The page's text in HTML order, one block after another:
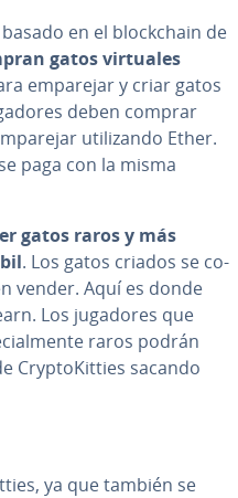
en el blo­c­k­chain de
gatos virtuales
emparejar y criar gatos
deben comprar
uti­li­za­n­do Ether.
paga con la misma
gatos raros y más
. Los gatos criados se co­
vender. Aquí es donde
Los jugadores que
raros podrán
Cr­y­p­to­Ki­t­ties sacando
ya que también se